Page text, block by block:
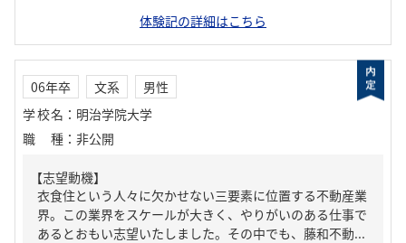
体験記の詳細はこちら
06年卒 文系
男性
学校名 ： 明治学院大学
職種 ： 非公開
【志望動機】
衣食住という人々に欠かせない三要素に位置する不動産業
界。この業界をスケールが大きく、やりがいのある仕事で
あるとおもい志望いたしました。その中でも、藤和不動...